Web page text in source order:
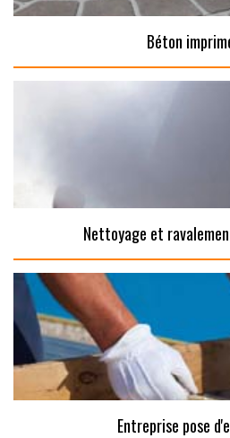
Béton
Nettoyage et
Entreprise pose